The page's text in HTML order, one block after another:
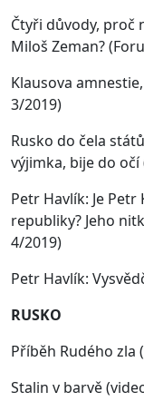
Čtyři důvody, proč
Miloš Zeman?
Klausova
3/2019)
Rusko do čela
výjimka, bije do očí
Petr Havlík: Je
republiky? Jeho
4/2019)
Petr Havlík:
RUSKO
Příběh Rudého zla
Stalin v barvě